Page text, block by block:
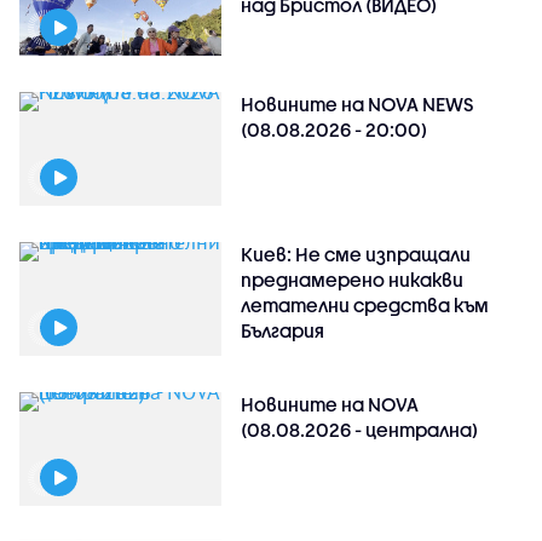
над Бристол (ВИДЕО)
Новините на NOVA NEWS
(08.08.2026 - 20:00)
Киев: Не сме изпращали
преднамерено никакви
летателни средства към
България
Новините на NOVA
(08.08.2026 - централна)